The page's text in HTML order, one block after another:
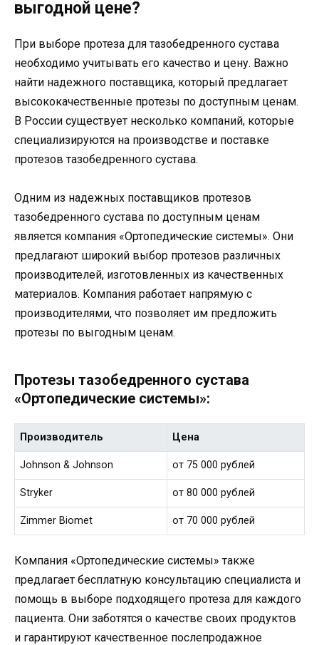
выгодной цене?
При выборе протеза для тазобедренного сустава
необходимо учитывать его качество и цену. Важно
найти надежного поставщика, который предлагает
высококачественные протезы по доступным ценам.
В России существует несколько компаний, которые
специализируются на производстве и поставке
протезов тазобедренного сустава.
Одним из надежных поставщиков протезов
тазобедренного сустава по доступным ценам
является компания «Ортопедические системы». Они
предлагают широкий выбор протезов различных
производителей, изготовленных из качественных
материалов. Компания работает напрямую с
производителями, что позволяет им предложить
протезы по выгодным ценам.
Протезы тазобедренного сустава
«Ортопедические системы»:
Производитель Цена
Johnson & Johnson от 75 000 рублей
Stryker от 80 000 рублей
Zimmer Biomet от 70 000 рублей
Компания «Ортопедические системы» также
предлагает бесплатную консультацию специалиста и
помощь в выборе подходящего протеза для каждого
пациента. Они заботятся о качестве своих продуктов
и гарантируют качественное послепродажное